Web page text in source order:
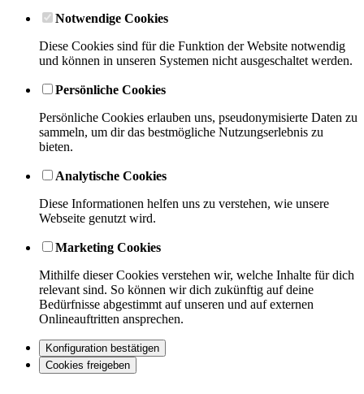
Notwendige Cookies
Diese Cookies sind für die Funktion der Website notwendig
und können in unseren Systemen nicht ausgeschaltet werden.
Persönliche Cookies
Persönliche Cookies erlauben uns, pseudonymisierte Daten zu
sammeln, um dir das bestmögliche Nutzungserlebnis zu
bieten.
Analytische Cookies
Diese Informationen helfen uns zu verstehen, wie unsere
Webseite genutzt wird.
Marketing Cookies
Mithilfe dieser Cookies verstehen wir, welche Inhalte für dich
relevant sind. So können wir dich zukünftig auf deine
Bedürfnisse abgestimmt auf unseren und auf externen
Onlineauftritten ansprechen.
Konfiguration bestätigen
Cookies freigeben